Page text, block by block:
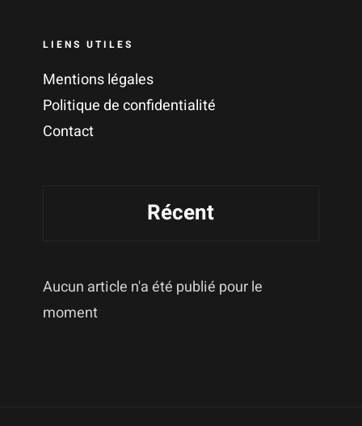
LIENS UTILES
Mentions légales
Politique de confidentialité
Contact
Récent
Aucun article n'a été publié pour le
moment